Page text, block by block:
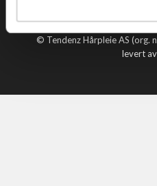
Handle hos oss
© Tendenz Hårpleie AS (org.
levert